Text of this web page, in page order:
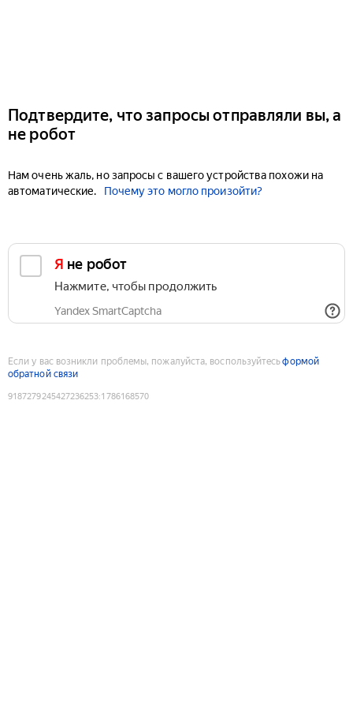
Подтвердите, что запросы отправляли вы, а
не робот
Нам очень жаль, но запросы с вашего устройства похожи на
автоматические.
Почему это могло произойти?
Я не робот
Нажмите, чтобы продолжить
Yandex SmartCaptcha
Если у вас возникли проблемы, пожалуйста, воспользуйтесьформой
обратной связи
9187279245427236253:1786168570